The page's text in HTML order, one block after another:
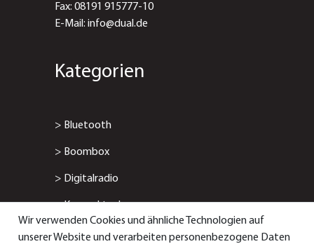
Fax: 08191 915777-10
E-Mail: info@dual.de
Kategorien
> Bluetooth
> Boombox
> Digitalradio
>Kompaktanlage
> Radiowecker
Wir verwenden Cookies und ähnliche Technologien auf
unserer Website und verarbeiten personenbezogene Daten